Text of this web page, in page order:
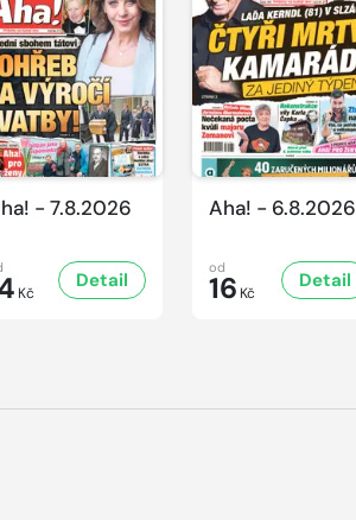
- 7.8.2026
Kč
Detail
Aha! - 6.8.2026
od
16 Kč
Detail